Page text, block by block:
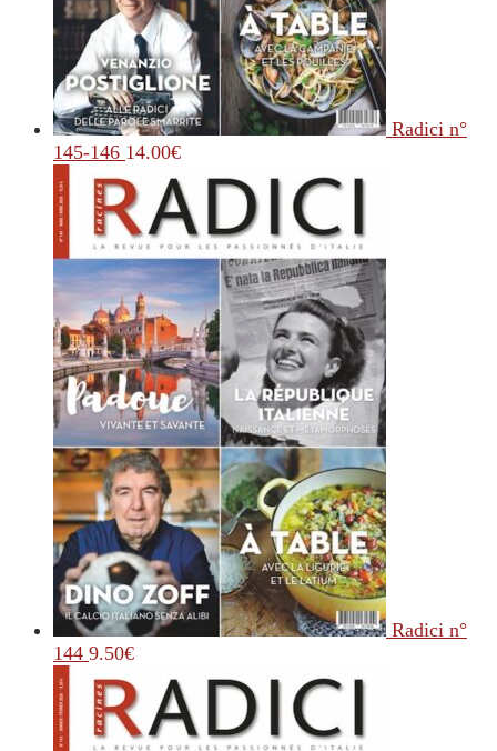
Radici n°
145-146 14.00€
Radici n°
144 9.50€